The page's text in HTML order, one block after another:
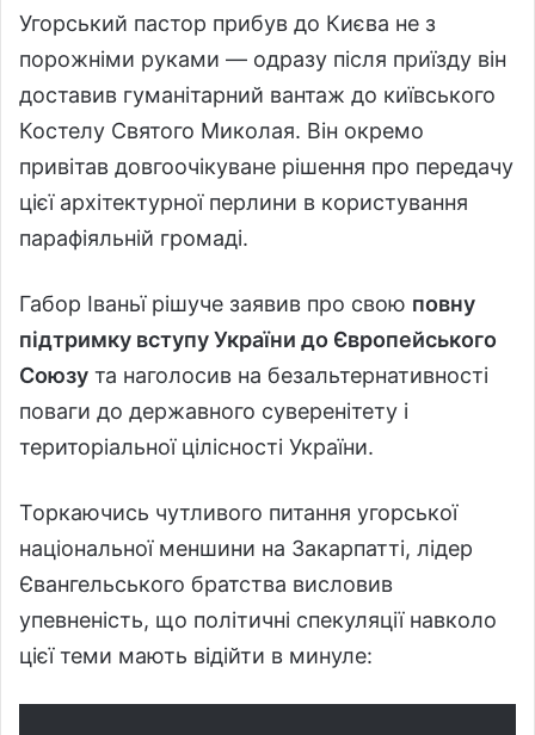
Угорський пастор прибув до Києва не з
порожніми руками — одразу після приїзду він
доставив гуманітарний вантаж до київського
Костелу Святого Миколая. Він окремо
привітав довгоочікуване рішення про передачу
цієї архітектурної перлини в користування
парафіяльній громаді.
Габор Іваньї рішуче заявив про свою повну
підтримку вступу України до Європейського
Союзу та наголосив на безальтернативності
поваги до державного суверенітету і
територіальної цілісності України.
Торкаючись чутливого питання угорської
національної меншини на Закарпатті, лідер
Євангельського братства висловив
упевненість, що політичні спекуляції навколо
цієї теми мають відійти в минуле: